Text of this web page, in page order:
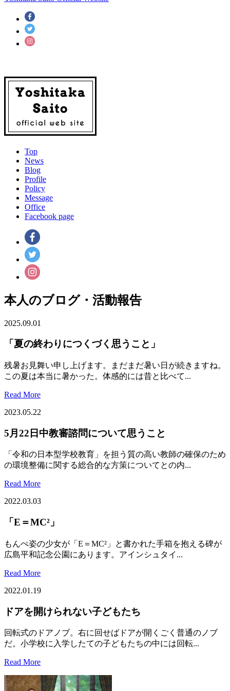
Top
News
Blog
Profile
Policy
Message
Office
Facebook page
本人のブログ・活動報告
2025.09.01
「夏の終わりにつくづく思うこと」
残暑お見舞い申し上げます。まだまだ暑い日が続きますね。
この夏は本当に暑かった。体感的には昔と比べて...
Read More
2023.05.22
5月22日中教審諮問について思うこと
「令和の日本型学校教育」を担う質の高い教師の確保のため
の環境整備に関する総合的な方策についてとの内...
Read More
2022.03.03
「E＝MC²」
もんぺ姿の少女が「E＝MC²」と書かれた手箱を抱える碑が
広島平和記念公園にあります。アインシュタイ...
Read More
2022.01.19
ドアを開けられない子どもたち
回転式のドアノブ。右に回せばドアが開くごく普通のノブ
だ。小学校に入学したての子どもたちの中には回転...
Read More